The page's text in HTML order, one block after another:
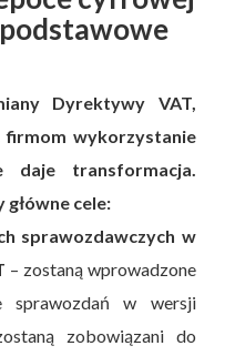
Dyrektywy VAT,
firmom wykorzystanie
daje transformacja.
cele:
sprawozdawczych w
– zostaną wprowadzone
sprawozdań w wersji
zobowiązani do